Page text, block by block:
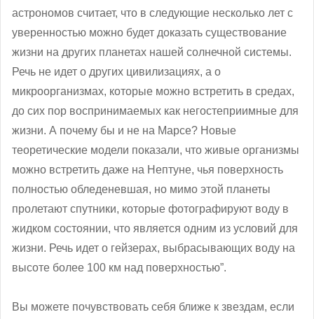
астрономов считает, что в следующие несколько лет с
уверенностью можно будет доказать существование
жизни на других планетах нашей солнечной системы.
Речь не идет о других цивилизациях, а о
микроорганизмах, которые можно встретить в средах,
до сих пор воспринимаемых как негостеприимные для
жизни. А почему бы и не на Марсе? Новые
теоретические модели показали, что живые организмы
можно встретить даже на Нептуне, чья поверхность
полностью обледеневшая, но мимо этой планеты
пролетают спутники, которые фотографируют воду в
жидком состоянии, что является одним из условий для
жизни. Речь идет о гейзерах, выбрасывающих воду на
высоте более 100 км над поверхностью”.
Вы можете почувствовать себя ближе к звездам, если